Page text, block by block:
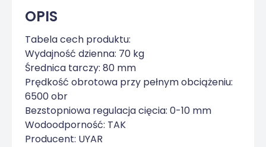
OPIS
Tabela cech produktu:
Wydajność dzienna: 70 kg
Średnica tarczy: 80 mm
Prędkość obrotowa przy pełnym obciążeniu:
6500 obr
Bezstopniowa regulacja cięcia: 0-10 mm
Wodoodporność: TAK
Producent: UYAR